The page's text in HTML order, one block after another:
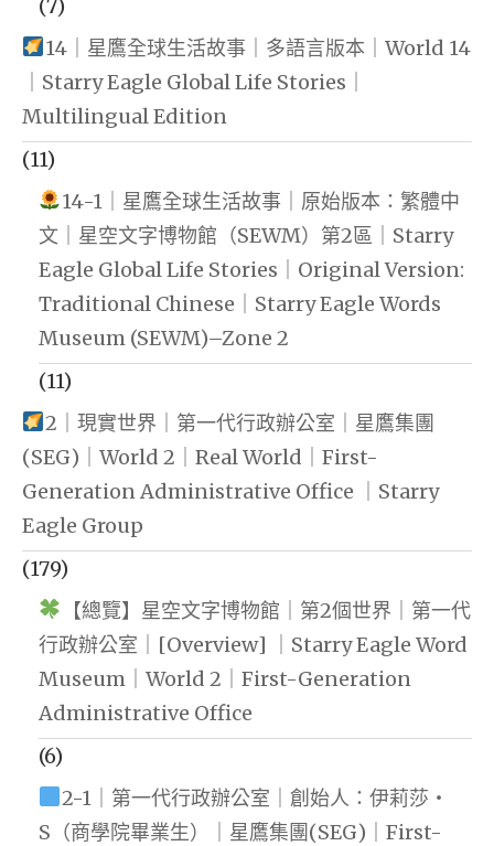
(7)
14｜星鷹全球生活故事｜多語言版本｜World 14
｜Starry Eagle Global Life Stories｜
Multilingual Edition
(11)
14-1｜星鷹全球生活故事｜原始版本：繁體中
文｜星空文字博物館（SEWM）第2區｜Starry
Eagle Global Life Stories｜Original Version:
Traditional Chinese｜Starry Eagle Words
Museum (SEWM)–Zone 2
(11)
2｜現實世界｜第一代行政辦公室｜星鷹集團
(SEG)｜World 2｜Real World｜First-
Generation Administrative Office ｜Starry
Eagle Group
(179)
【總覽】星空文字博物館｜第2個世界｜第一代
行政辦公室｜[Overview] ｜Starry Eagle Word
Museum｜World 2｜First-Generation
Administrative Office
(6)
2-1｜第一代行政辦公室｜創始人：伊莉莎・
S（商學院畢業生）｜星鷹集團(SEG)｜First-